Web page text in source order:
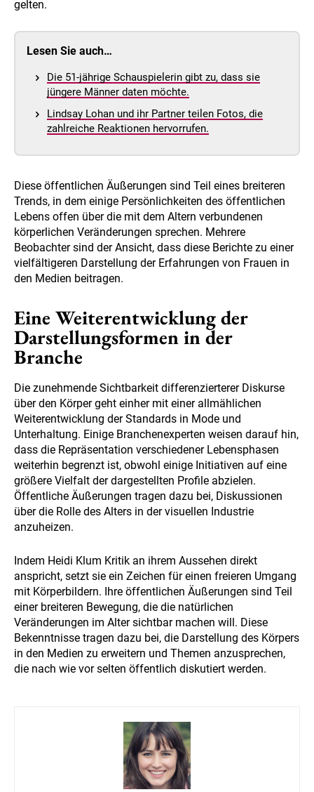
gelten.
Lesen Sie auch…
Die 51-jährige Schauspielerin gibt zu, dass sie
jüngere Männer daten möchte.
Lindsay Lohan und ihr Partner teilen Fotos, die
zahlreiche Reaktionen hervorrufen.
Diese öffentlichen Äußerungen sind Teil eines breiteren
Trends, in dem einige Persönlichkeiten des öffentlichen
Lebens offen über die mit dem Altern verbundenen
körperlichen Veränderungen sprechen. Mehrere
Beobachter sind der Ansicht, dass diese Berichte zu einer
vielfältigeren Darstellung der Erfahrungen von Frauen in
den Medien beitragen.
Eine Weiterentwicklung der
Darstellungsformen in der
Branche
Die zunehmende Sichtbarkeit differenzierterer Diskurse
über den Körper geht einher mit einer allmählichen
Weiterentwicklung der Standards in Mode und
Unterhaltung. Einige Branchenexperten weisen darauf hin,
dass die Repräsentation verschiedener Lebensphasen
weiterhin begrenzt ist, obwohl einige Initiativen auf eine
größere Vielfalt der dargestellten Profile abzielen.
Öffentliche Äußerungen tragen dazu bei, Diskussionen
über die Rolle des Alters in der visuellen Industrie
anzuheizen.
Indem Heidi Klum Kritik an ihrem Aussehen direkt
anspricht, setzt sie ein Zeichen für einen freieren Umgang
mit Körperbildern. Ihre öffentlichen Äußerungen sind Teil
einer breiteren Bewegung, die die natürlichen
Veränderungen im Alter sichtbar machen will. Diese
Bekenntnisse tragen dazu bei, die Darstellung des Körpers
in den Medien zu erweitern und Themen anzusprechen,
die nach wie vor selten öffentlich diskutiert werden.